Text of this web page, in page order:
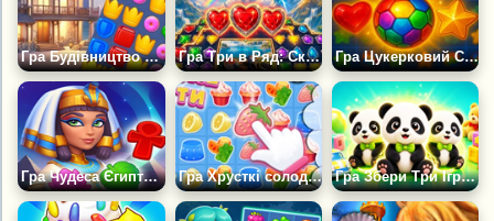
Гра Будівництво Будинку: Три в Ряд Гра Три в Ряд: Скарби Зевса Гра Цукерковий Світ: Три в Ряд
Гра Чудеса Єгипту Матч Гра Хрусткі солодощі Гра Збери Три Іграшки 3D